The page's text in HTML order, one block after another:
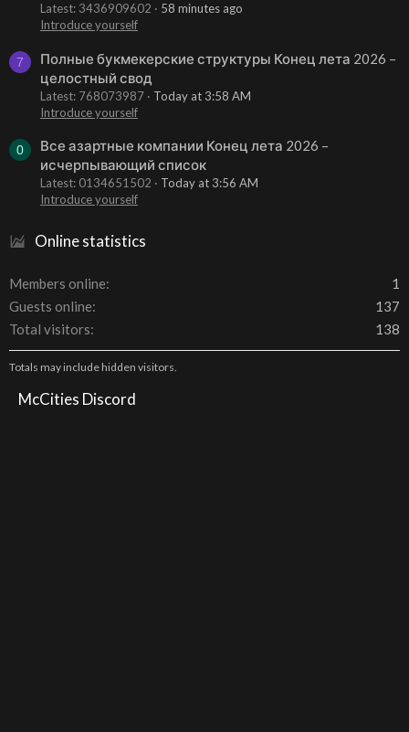
Latest: 3436909602
58 minutes ago
Introduce yourself
7
Полные букмекерские структуры Конец лета 2026 –
целостный свод
Latest: 768073987
Today at 3:58 AM
Introduce yourself
0
Все азартные компании Конец лета 2026 –
исчерпывающий список
Latest: 0134651502
Today at 3:56 AM
Introduce yourself
Online statistics
Members online
1
Guests online
137
Total visitors
138
Totals may include hidden visitors.
McCities Discord